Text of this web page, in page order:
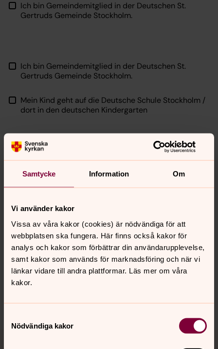
Samtycke Information Om
Vi använder kakor
Vissa av våra kakor (cookies) är nödvändiga för att
webbplatsen ska fungera. Här finns också kakor för
analys och kakor som förbättrar din användarupplevelse,
samt kakor som används för marknadsföring och när vi
länkar vidare till andra plattformar. Läs mer om våra
kakor.
Nödvändiga kakor
Ich bin Gemeindemitglied in der Deutschen St.
Gertruds Gemeinde Stockholm.
Ich bin Gemeindemitglied in der Deutschen St.
Gertruds Gemeinde Stockholm.
Mein Kind geht auf die Deutsche Schule Stockholm /
dort in den deutschen Kindergarten
Senast ändrad 30 juni 2026
Synpunkter eller frågor på sidans
innehåll?
st.gertrud.forsamling@svenskakyrkan.se
Dela